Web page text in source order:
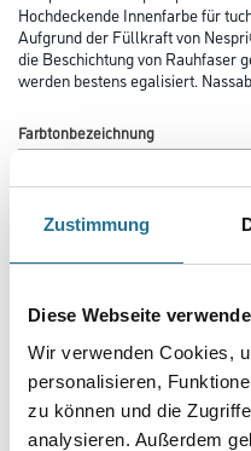
Zustimmung
Diese Webseite
Wir verwenden Cookies,
personalisieren,
zu können und die
analysieren. Außerdem
Hochdeckende Innen­farbe für
Aufgrund der Füllkraft von
die Beschich­tung von Rauhfaser
werden bestens egalisiert.
Farbtonbezeichnung
Glanzgrad
Gebinde